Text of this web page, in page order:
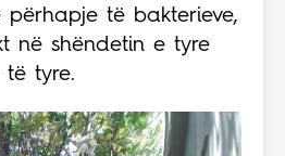
të bakterieve,
në shëndetin e tyre
të tyre.